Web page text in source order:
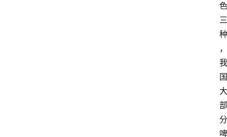
色
三
种
，
我
国
大
部
分
啤